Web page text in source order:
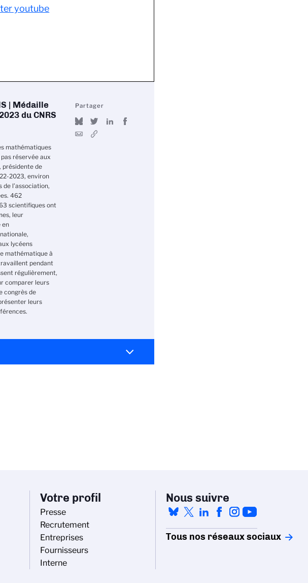
youtube
| Médaille
du CNRS
mathématiques
réservée aux
présidente de
2023, environ
l’association,
462
scientifiques ont
leur
en
lycéens
mathématique à
pendant
régulièrement,
comparer leurs
congrès de
leurs
Partager
Votre profil
Presse
Recrutement
Entreprises
Fournisseurs
Interne
Nous suivre
Tous nos réseaux sociaux